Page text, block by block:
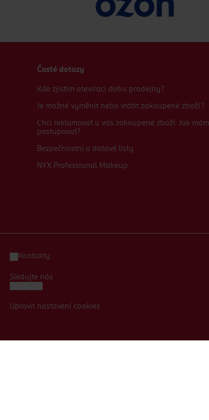
Časté dotazy
Kde zjistím otevírací dobu prodejny?
Je možné vyměnit nebo vrátit zakoupené zboží?
Chci reklamovat u vás zakoupené zboží. Jak mám
postupovat?
Bezpečnostní a datové listy
NYX Professional Makeup
Kontakty
Sledujte nás
Upravit nastavení cookies